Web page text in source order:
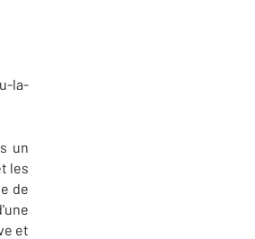
la-
un
les
de
et